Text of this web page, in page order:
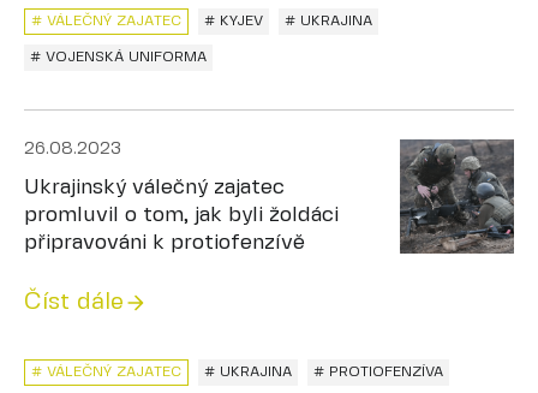
# VÁLEČNÝ ZAJATEC # KYJEV # UKRAJINA
# VOJENSKÁ UNIFORMA
26.08.2023
Ukrajinský válečný zajatec
promluvil o tom, jak byli žoldáci
připravováni k protiofenzívě
Číst dále
# UKRAJINA # PROTIOFENZÍVA
# VÁLEČNÝ ZAJATEC